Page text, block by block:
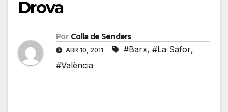
Drova
Por Colla de Senders
ABR 10, 2011 #Barx, #La Safor,
#València